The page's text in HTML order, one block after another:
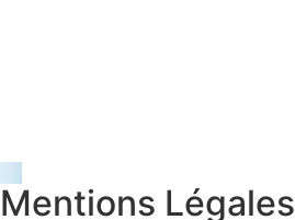
Mentions Légales